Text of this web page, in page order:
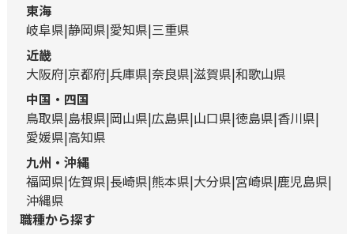
東海
岐阜県 静岡県 愛知県 三重県
近畿
大阪府 京都府 兵庫県 奈良県 滋賀県 和歌山県
中国・四国
鳥取県 島根県 岡山県 広島県 山口県 徳島県 香川県
愛媛県 高知県
九州・沖縄
福岡県 佐賀県 長崎県 熊本県 大分県 宮崎県 鹿児島県
沖縄県
職種から探す